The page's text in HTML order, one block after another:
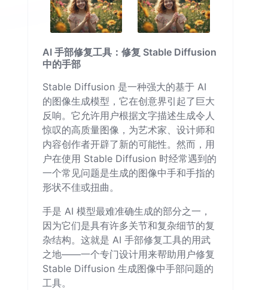
AI 手部修复工具：修复 Stable Diffusion
中的手部
Stable Diffusion 是一种强大的基于 AI
的图像生成模型，它在创意界引起了巨大
反响。它允许用户根据文字描述生成令人
惊叹的高质量图像，为艺术家、设计师和
内容创作者开辟了新的可能性。然而，用
户在使用 Stable Diffusion 时经常遇到的
一个常见问题是生成的图像中手和手指的
形状不佳或扭曲。
手是 AI 模型最难准确生成的部分之一，
因为它们是具有许多关节和复杂细节的复
杂结构。这就是 AI 手部修复工具的用武
之地——一个专门设计用来帮助用户修复
Stable Diffusion 生成图像中手部问题的
工具。